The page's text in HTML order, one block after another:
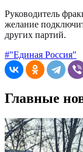
Руководитель
желание
других партий.
#"Единая Россия"
Главные